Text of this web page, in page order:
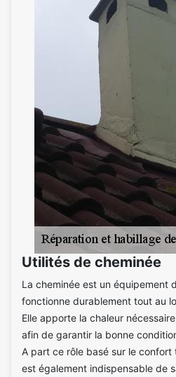
Utilités de cheminée
La cheminée est un équipement
fonctionne durablement tout au
Elle apporte la chaleur
afin de garantir la bonne
A part ce rôle basé sur le confort
est également indispensable de